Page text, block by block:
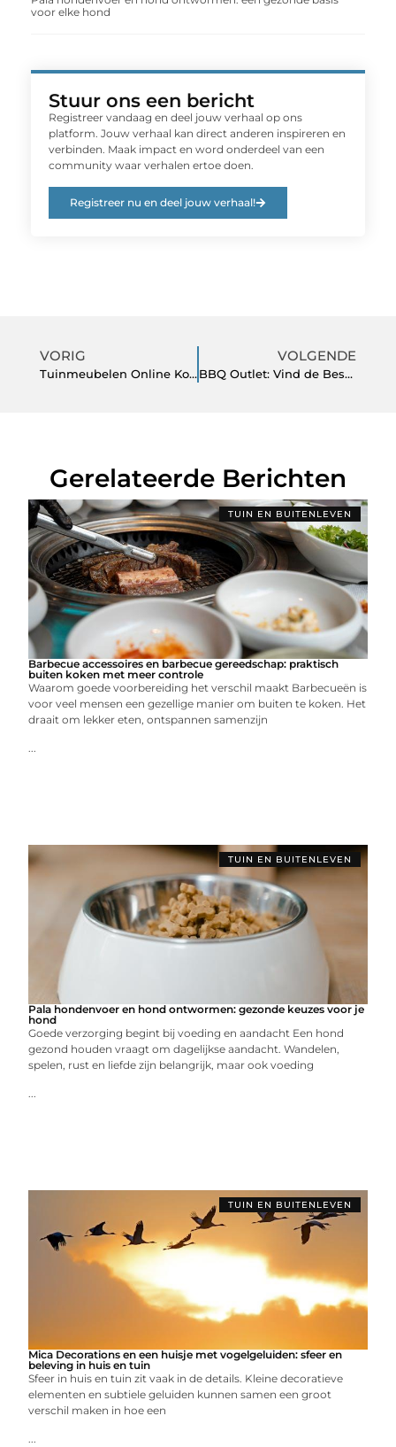
voor elke hond
Stuur ons een bericht
Registreer vandaag en deel jouw verhaal op ons
platform. Jouw verhaal kan direct anderen inspireren en
verbinden. Maak impact en word onderdeel van een
community waar verhalen ertoe doen.
Registreer nu en deel jouw verhaal!
VORIG
Tuinmeubelen Online Kopen: Gemakkelijk en Stijlvol
VOLGENDE
BBQ Outlet: Vind de Beste Deals op BBQ's en Accessoires
Gerelateerde Berichten
TUIN EN BUITENLEVEN
Barbecue accessoires en barbecue gereedschap: praktisch
buiten koken met meer controle
Waarom goede voorbereiding het verschil maakt Barbecueën is
voor veel mensen een gezellige manier om buiten te koken. Het
draait om lekker eten, ontspannen samenzijn
...
TUIN EN BUITENLEVEN
Pala hondenvoer en hond ontwormen: gezonde keuzes voor je
hond
Goede verzorging begint bij voeding en aandacht Een hond
gezond houden vraagt om dagelijkse aandacht. Wandelen,
spelen, rust en liefde zijn belangrijk, maar ook voeding
...
TUIN EN BUITENLEVEN
Mica Decorations en een huisje met vogelgeluiden: sfeer en
beleving in huis en tuin
Sfeer in huis en tuin zit vaak in de details. Kleine decoratieve
elementen en subtiele geluiden kunnen samen een groot
verschil maken in hoe een
...